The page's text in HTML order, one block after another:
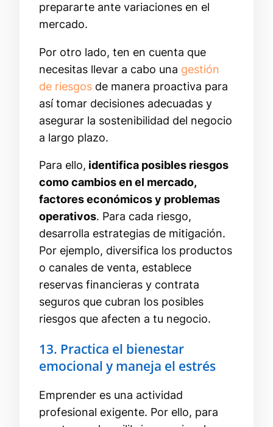
prepararte ante variaciones en el
mercado.
Por otro lado, ten en cuenta que
necesitas llevar a cabo una gestión
de riesgos de manera proactiva para
así tomar decisiones adecuadas y
asegurar la sostenibilidad del negocio
a largo plazo.
Para ello, identifica posibles riesgos
como cambios en el mercado,
factores económicos y problemas
operativos. Para cada riesgo,
desarrolla estrategias de mitigación.
Por ejemplo, diversifica los productos
o canales de venta, establece
reservas financieras y contrata
seguros que cubran los posibles
riesgos que afecten a tu negocio.
13. Practica el bienestar
emocional y maneja el estrés
Emprender es una actividad
profesional exigente. Por ello, para